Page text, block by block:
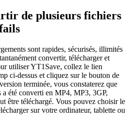
de plusieurs fichiers
sont rapides, sécurisés, illimités
convertir, télécharger et
utiliser YT1Save, collez le lien
ci-dessus et cliquez sur le bouton de
terminée, vous constaterez que
été converti en MP4, MP3, 3GP,
être téléchargé. Vous pouvez choisir le
sur votre ordinateur, tablette ou